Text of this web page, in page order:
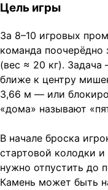
Цель игры
За 8–10 игровых
команда поочерёдно
(вес ≈ 20 кг).
ближе к центру
3,66 м — или
«дома» называют
В начале броска
стартовой колодки
нужно отпустить до
Камень может быть